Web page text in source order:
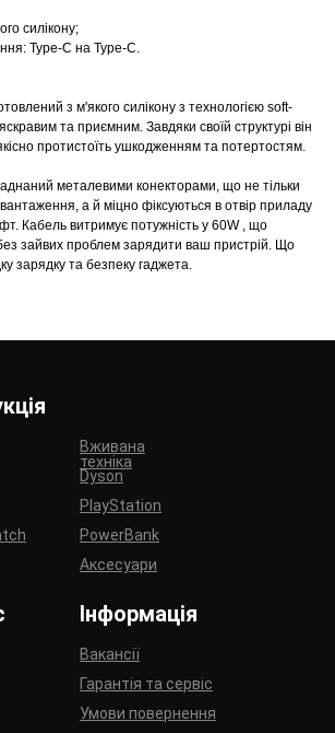
силікону;
Type-C на Type-C.
з м'якого силікону з технологією soft-
та приємним. Завдяки своїй структурі він
протистоїть ушкодженням та потертостям.
металевими конекторами, що не тільки
а й міцно фіксуються в отвір приладу
Кабель витримує потужність у 60W , що
зайвих проблем зарядити ваш пристрій. Що
зарядку та безпеку гаджета.
Вживана
техніка
Dyson
PlayStation
PowerBank
Аксесуари
Інформація
Вакансії
Гарантія та сервіс
Умови повернення